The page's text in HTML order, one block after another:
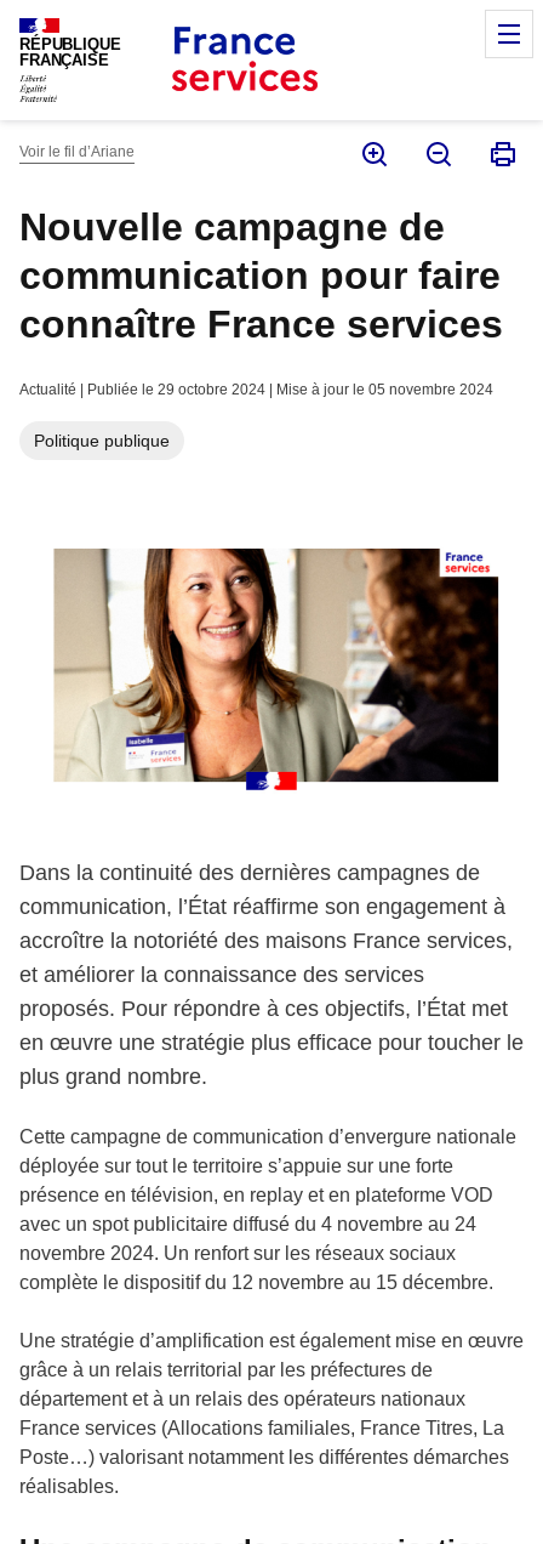
RÉPUBLIQUE
FRANÇAISE
Voir le fil d’Ariane
Nouvelle campagne de
communication pour faire
connaître France services
Actualité | Publiée le 29 octobre 2024 | Mise à jour le 05 novembre 2024
Politique publique
Dans la continuité des dernières campagnes de
communication, l’État réaffirme son engagement à
accroître la notoriété des maisons France services,
et améliorer la connaissance des services
proposés. Pour répondre à ces objectifs, l’État met
en œuvre une stratégie plus efficace pour toucher le
plus grand nombre.
Cette campagne de communication d’envergure nationale
déployée sur tout le territoire s’appuie sur une forte
présence en télévision, en replay et en plateforme VOD
avec un spot publicitaire diffusé du 4 novembre au 24
novembre 2024. Un renfort sur les réseaux sociaux
complète le dispositif du 12 novembre au 15 décembre.
Une stratégie d’amplification est également mise en œuvre
grâce à un relais territorial par les préfectures de
département et à un relais des opérateurs nationaux
France services (Allocations familiales, France Titres, La
Poste…) valorisant notamment les différentes démarches
réalisables.